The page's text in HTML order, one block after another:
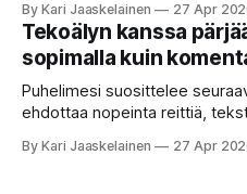
erilaisia komentoja, eikä
toistensa kanssa. Lopputulos
Vuosia on ajateltu, että näin
on sanoja ja lauseita – hyvin
By Kari Jaaskelainen 27 Apr
Tekoälyn kanssa
sopimalla kuin
Puhelimesi suosittelee
ehdottaa nopeinta reittiä,
tottelee sinua sokeasti.
By Kari Jaaskelainen 27 Apr